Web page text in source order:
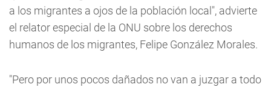
a los migrantes a ojos de la población local", advierte
el relator especial de la ONU sobre los derechos
humanos de los migrantes, Felipe González Morales.
"Pero por unos pocos dañados no van a juzgar a todo